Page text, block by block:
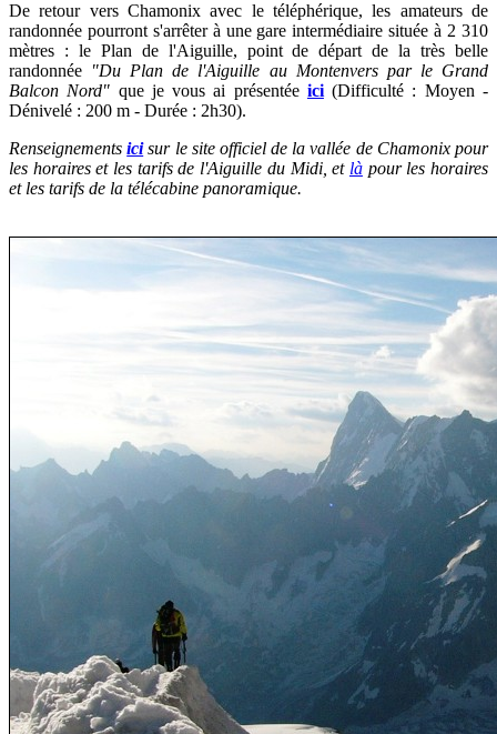
De retour vers Chamonix avec le téléphérique, les amateurs de
randonnée pourront s'arrêter à une gare intermédiaire située à 2 310
mètres : le Plan de l'Aiguille, point de départ de la très belle
randonnée "Du Plan de l'Aiguille au Montenvers par le Grand
Balcon Nord" que je vous ai présentée ici (Difficulté : Moyen -
Dénivelé : 200 m - Durée : 2h30).
Renseignementsicisur le site officiel de la vallée de Chamonix pour
les horaires et les tarifs de l'Aiguille du Midi, et làpour les horaires
et les tarifs de la télécabine panoramique.